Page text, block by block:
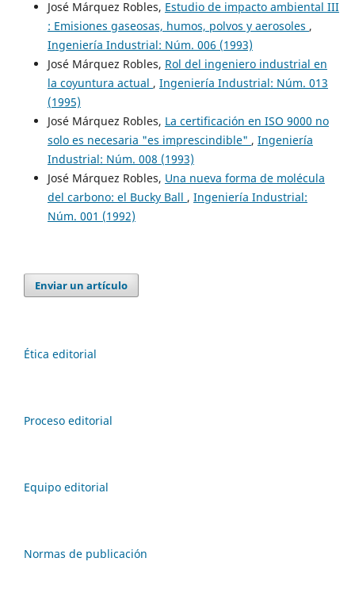
José Márquez Robles, Estudio de impacto ambiental III
: Emisiones gaseosas, humos, polvos y aerosoles ,
Ingeniería Industrial: Núm. 006 (1993)
José Márquez Robles, Rol del ingeniero industrial en
la coyuntura actual , Ingeniería Industrial: Núm. 013
(1995)
José Márquez Robles, La certificación en ISO 9000 no
solo es necesaria "es imprescindible" , Ingeniería
Industrial: Núm. 008 (1993)
José Márquez Robles, Una nueva forma de molécula
del carbono: el Bucky Ball , Ingeniería Industrial:
Núm. 001 (1992)
Enviar un artículo
Ética editorial
Proceso editorial
Equipo editorial
Normas de publicación